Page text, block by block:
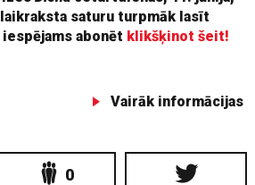
saturu turpmāk lasīt
abonēt klikšķinot šeit!
Vairāk informācijas
0